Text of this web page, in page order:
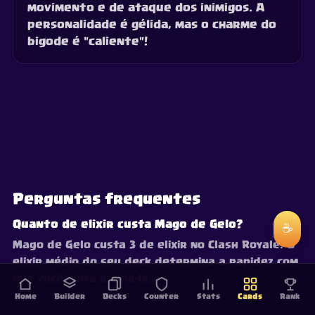
movimento e de ataque dos inimigos. A
personalidade é gélida, mas o charme do
bigode é "caliente"!
Home Builder Decks Counter Stats Cards Rank
Perguntas frequentes
Quanto de elixir custa Mago de Gelo?
Mago de Gelo custa 3 de elixir no Clash Royale. O
elixir médio do seu deck determina a rapidez com
que você volta a ciclá-la.
☕